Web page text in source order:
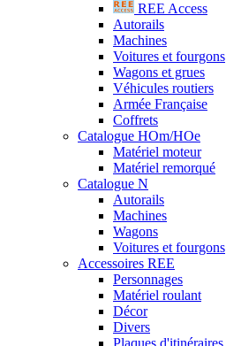
REE Access
Autorails
Machines
Voitures et fourgons
Wagons et grues
Véhicules routiers
Armée Française
Coffrets
Catalogue HOm/HOe
Matériel moteur
Matériel remorqué
Catalogue N
Autorails
Machines
Wagons
Voitures et fourgons
Accessoires REE
Personnages
Matériel roulant
Décor
Divers
Plaques d'itinéraires